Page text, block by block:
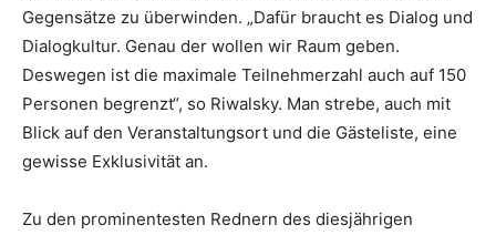
Gegensätze zu überwinden. „Dafür braucht es Dialog und
Dialogkultur. Genau der wollen wir Raum geben.
Deswegen ist die maximale Teilnehmerzahl auch auf 150
Personen begrenzt“, so Riwalsky. Man strebe, auch mit
Blick auf den Veranstaltungsort und die Gästeliste, eine
gewisse Exklusivität an.
Zu den prominentesten Rednern des diesjährigen